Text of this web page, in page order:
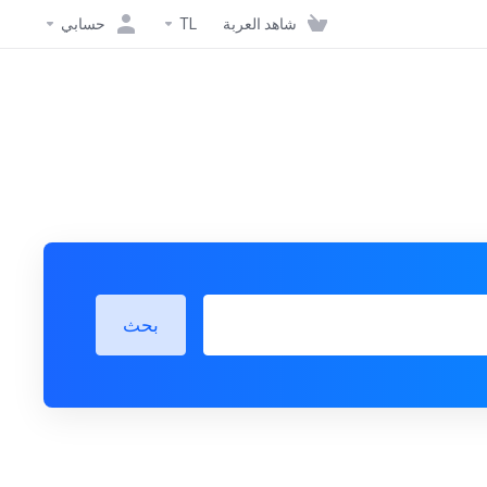
شاهد العربة TL حسابي
بحث